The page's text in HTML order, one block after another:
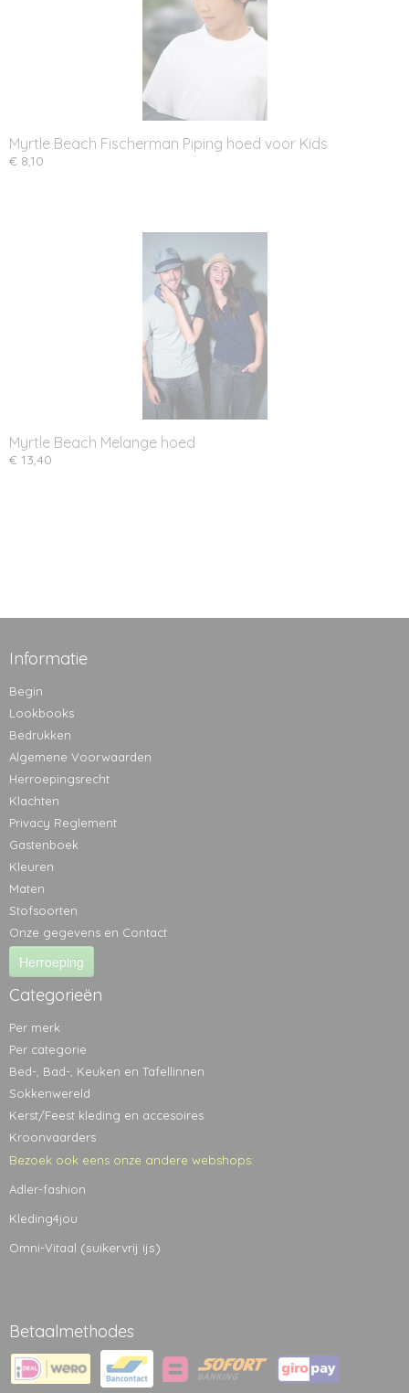
Myrtle Beach Fischerman Piping hoed voor Kids
€ 8,10
Myrtle Beach Melange hoed
€ 13,40
Informatie
Begin
Lookbooks
Bedrukken
Algemene Voorwaarden
Herroepingsrecht
Klachten
Privacy Reglement
Gastenboek
Kleuren
Maten
Stofsoorten
Onze gegevens en Contact
Herroeping
Categorieën
Per merk
Per categorie
Bed-, Bad-, Keuken en Tafellinnen
Sokkenwereld
Kerst/Feest kleding en accesoires
Kroonvaarders
Bezoek ook eens onze andere webshops:
Adler-fashion
Kleding4jou
Omni-Vitaal (suikervrij ijs)
Betaalmethodes